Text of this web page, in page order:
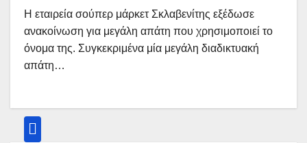
Η εταιρεία σούπερ μάρκετ Σκλαβενίτης εξέδωσε
ανακοίνωση για μεγάλη απάτη που χρησιμοποιεί το
όνομα της. Συγκεκριμένα μία μεγάλη διαδικτυακή
απάτη…